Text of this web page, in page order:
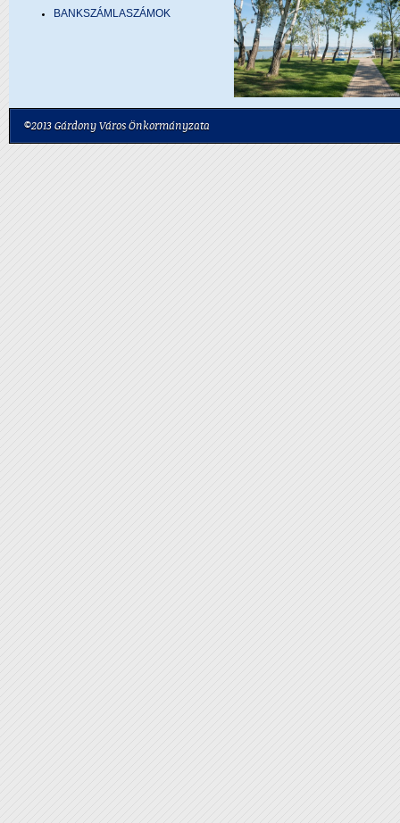
BANKSZÁMLASZÁMOK
©2013 Gárdony Város Önkormányzata